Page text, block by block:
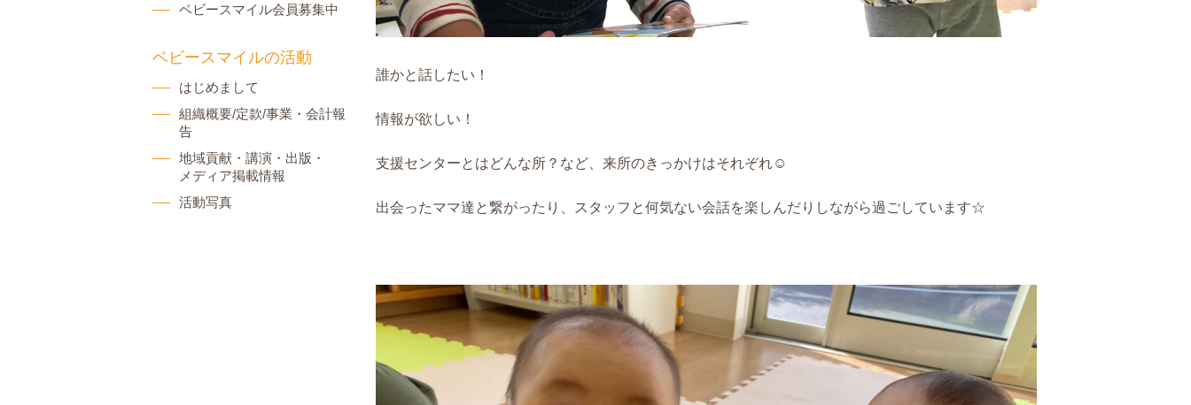
誰かと話したい！
情報が欲しい！
支援センターとはどんな所？など、来所のきっかけはそれぞれ☺️
出会ったママ達と繋がったり、スタッフと何気ない会話を楽しんだりしながら過ごしています☆
ベビースマイル会員募集中
ベビースマイルの活動
はじめまして
組織概要/定款/事業・会計報
告
地域貢献・講演・出版・
メディア掲載情報
活動写真